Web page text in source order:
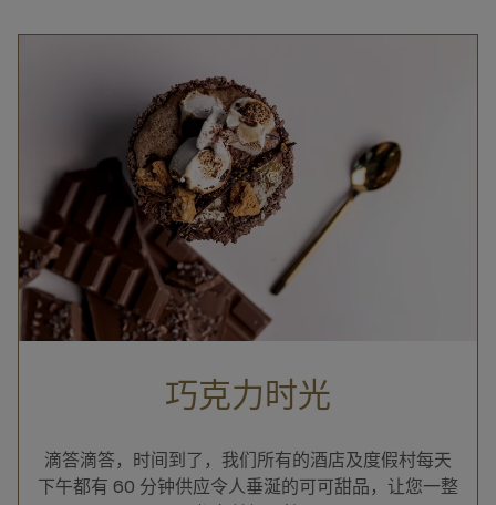
巧克力时光
滴答滴答，时间到了，我们所有的酒店及度假村每天
下午都有 60 分钟供应令人垂涎的可可甜品，让您一整